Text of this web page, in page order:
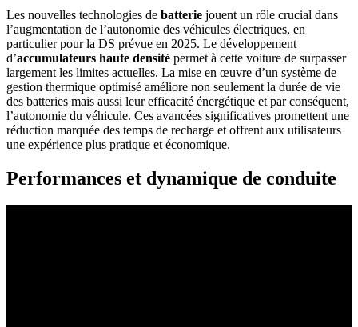
Les nouvelles technologies de batterie jouent un rôle crucial dans
l’augmentation de l’autonomie des véhicules électriques, en
particulier pour la DS prévue en 2025. Le développement
d’accumulateurs haute densité permet à cette voiture de surpasser
largement les limites actuelles. La mise en œuvre d’un système de
gestion thermique optimisé améliore non seulement la durée de vie
des batteries mais aussi leur efficacité énergétique et par conséquent,
l’autonomie du véhicule. Ces avancées significatives promettent une
réduction marquée des temps de recharge et offrent aux utilisateurs
une expérience plus pratique et économique.
Performances et dynamique de conduite